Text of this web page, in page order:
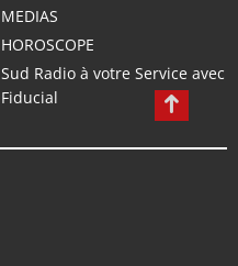
MEDIAS
HOROSCOPE
Sud Radio à votre Service avec
Fiducial